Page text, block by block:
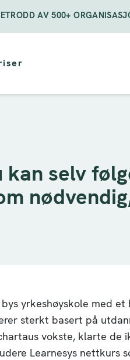
AV 500+
kan selv
yrkeshøyskole med
sterkt basert på
vokste, klarte
Learnesys nettkurs